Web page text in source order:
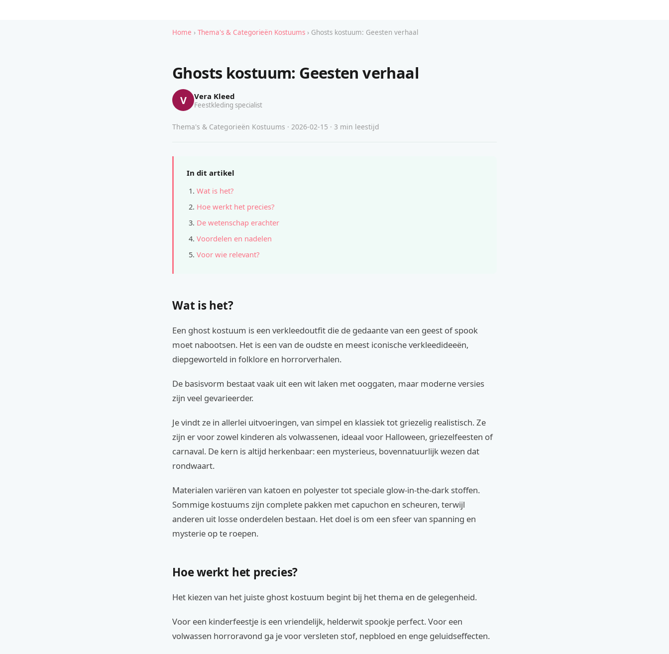
Home › Thema's & Categorieën Kostuums › Ghosts kostuum: Geesten verhaal
Ghosts kostuum: Geesten verhaal
V Vera Kleed
Feestkleding specialist
Thema's & Categorieën Kostuums · 2026-02-15 · 3 min leestijd
In dit artikel
Wat is het?
Hoe werkt het precies?
De wetenschap erachter
Voordelen en nadelen
Voor wie relevant?
Wat is het?
Een ghost kostuum is een verkleedoutfit die de gedaante van een geest of spook
moet nabootsen. Het is een van de oudste en meest iconische verkleedideeën,
diepgeworteld in folklore en horrorverhalen.
De basisvorm bestaat vaak uit een wit laken met ooggaten, maar moderne versies
zijn veel gevarieerder.
Je vindt ze in allerlei uitvoeringen, van simpel en klassiek tot griezelig realistisch. Ze
zijn er voor zowel kinderen als volwassenen, ideaal voor Halloween, griezelfeesten of
carnaval. De kern is altijd herkenbaar: een mysterieus, bovennatuurlijk wezen dat
rondwaart.
Materialen variëren van katoen en polyester tot speciale glow-in-the-dark stoffen.
Sommige kostuums zijn complete pakken met capuchon en scheuren, terwijl
anderen uit losse onderdelen bestaan. Het doel is om een sfeer van spanning en
mysterie op te roepen.
Hoe werkt het precies?
Het kiezen van het juiste ghost kostuum begint bij het thema en de gelegenheid.
Voor een kinderfeestje is een vriendelijk, helderwit spookje perfect. Voor een
volwassen horroravond ga je voor versleten stof, nepbloed en enge geluidseffecten.